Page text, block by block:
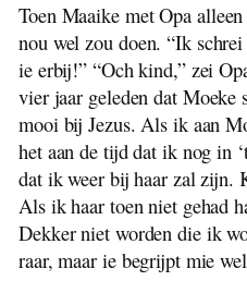
Toen Maaike met Opa
nou wel zou doen. “Ik
ie erbij!” “Och kind,” zei
vier jaar geleden dat Moeke
mooi bij Jezus. Als ik aan
het aan de tijd dat ik nog in
dat ik weer bij haar zal zijn.
Als ik haar toen niet gehad
Dekker niet worden die ik
raar, maar ie begrijpt mie